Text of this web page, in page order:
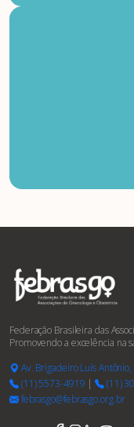
Federação Brasileira das
Promovendo a excelência na
Av. Brigadeiro Luís
(11) 5573-4919 |
(11)
febrasgo@febrasgo.org.br